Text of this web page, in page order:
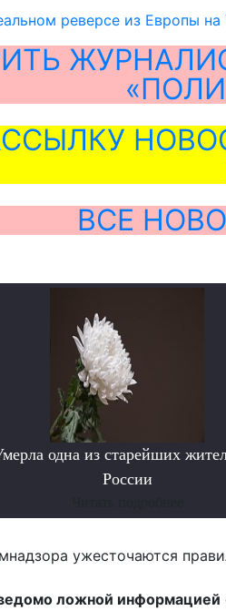
реверсе из Европы на
ВСЕ
одна из старейших
России
ужесточаются
ложной информацией